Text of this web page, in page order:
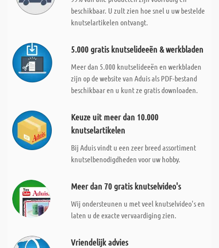
beschikbaar. U zult zien hoe snel u uw bestelde
knutselartikelen ontvangt.
5.000 gratis knutselideeën & werkbladen
Meer dan 5.000 knutselideeën en werkbladen
zijn op de website van Aduis als PDF-bestand
beschikbaar en u kunt ze gratis downloaden.
Keuze uit meer dan 10.000
knutselartikelen
Bij Aduis vindt u een zeer breed assortiment
knutselbenodigdheden voor uw hobby.
Meer dan 70 gratis knutselvideo's
Wij ondersteunen u met veel knutselvideo's en
laten u de exacte vervaardiging zien.
Vriendelijk advies